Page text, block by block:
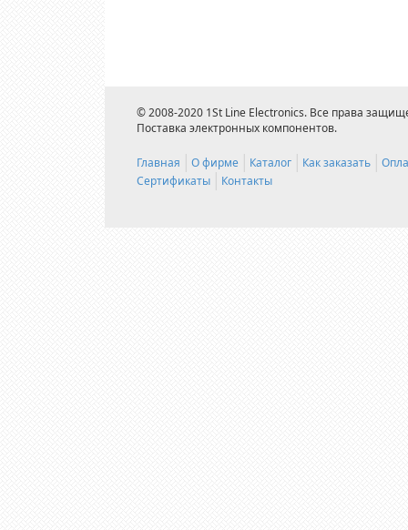
© 2008-2020 1St Line Electronics. Все права
Поставка электронных компонентов.
Главная О фирме Каталог Как заказать
Сертификаты
Контакты